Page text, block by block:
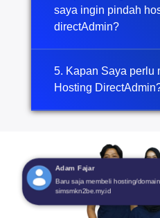
saya ingin pindah
directAdmin?
5. Kapan Saya perlu menggunakan
Hosting
Ujang Carmadi
Baru saja membeli hosting/
harismadewi.com